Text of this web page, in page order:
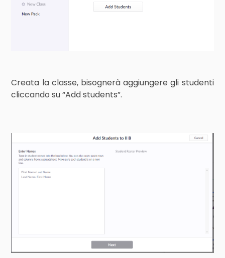
Creata la classe, bisognerà aggiungere gli studenti
cliccando su “Add students”.